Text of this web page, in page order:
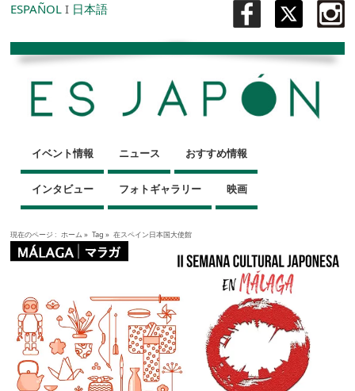
ESPAÑOL I 日本語
イベント情報 ニュース おすすめ情報
インタビュー フォトギャラリー 映画
現在のページ : ホーム » Tag » 在スペイン日本国大使館